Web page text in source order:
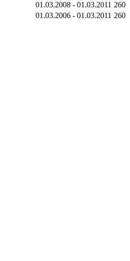
01.03.2008 - 01.03.2011 260
01.03.2006 - 01.03.2011 260